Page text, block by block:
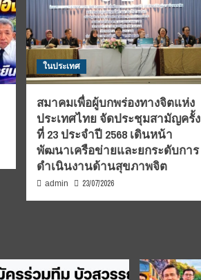
ในประเทศ
สมาคมเพื่อผู้บกพร่องทางจิตแห่ง
ประเทศไทย จัดประชุมสามัญครั้ง
ที่ 23 ประจำปี 2568 เดินหน้า
พัฒนาเครือข่ายและยกระดับการ
ดำเนินงานด้านสุขภาพจิต
admin 23/07/2026